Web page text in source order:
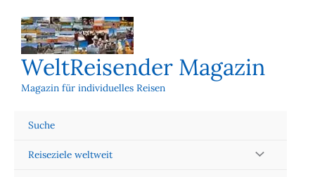
Inhalt
springen
WeltReisender Magazin
Magazin für individuelles Reisen
Suche
Reiseziele weltweit